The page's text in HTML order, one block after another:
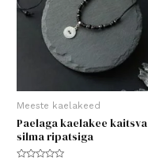
Meeste kaelakeed
Paelaga kaelakee kaitsva
silma ripatsiga